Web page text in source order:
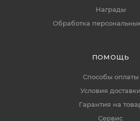
Награды
Обработка
ПОМОЩЬ
Способы оплаты
Условия доставки
Гарантия на
Сервис